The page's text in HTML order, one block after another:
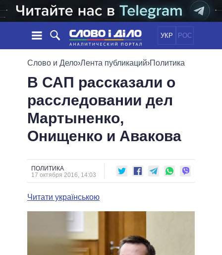
УКР РОС
НОВОСТИ
ЛЕНТА
СОБЫТИЯ
СТАТЬИ
МНЕНИЯ
ОБЗОРЫ
ДАЙДЖЕСТЫ
ПОЛИТИКА
ЭКОНОМИКА
МИР
ОБЕЩАНИЯ
ПОЛИТИКИ
ВСЕ ПОЛИТИКИ
ПРЕЗИДЕНТ И ОФИС
ВЕРХОВНАЯ РАДА
КАБИНЕТ МИНИСТРОВ
МЭРЫ
ИНФОГРАФИКА
ПОДДЕРЖАТЬ
СРАВНЕНИЕ ПОЛИТИКОВ
Слово и Дело›Лента публикаций›Политика
В САП рассказали о
расследовании дел
Мартыненко,
Онищенко и Авакова
ПОЛИТИКА
17 октября 2016, 14:03
Читати українською